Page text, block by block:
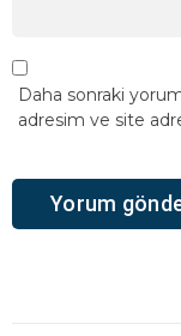
Daha sonraki
adresim ve site